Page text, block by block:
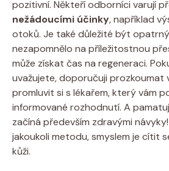
⁣pozitivní. Někteří odborníci varují
nežádoucími účinky, například
otoků. Je‍ také ​důležité být
nezapomnělo​ na příležitostnou
může získat čas na‍ regeneraci.
uvažujete, doporučuji ⁤prozkoumat
promluvit si ‌s lékařem, který vám
informované rozhodnutí.‌ A
‍začíná⁣ především zdravými
jakoukoli metodu, smyslem je cítit
kůži.